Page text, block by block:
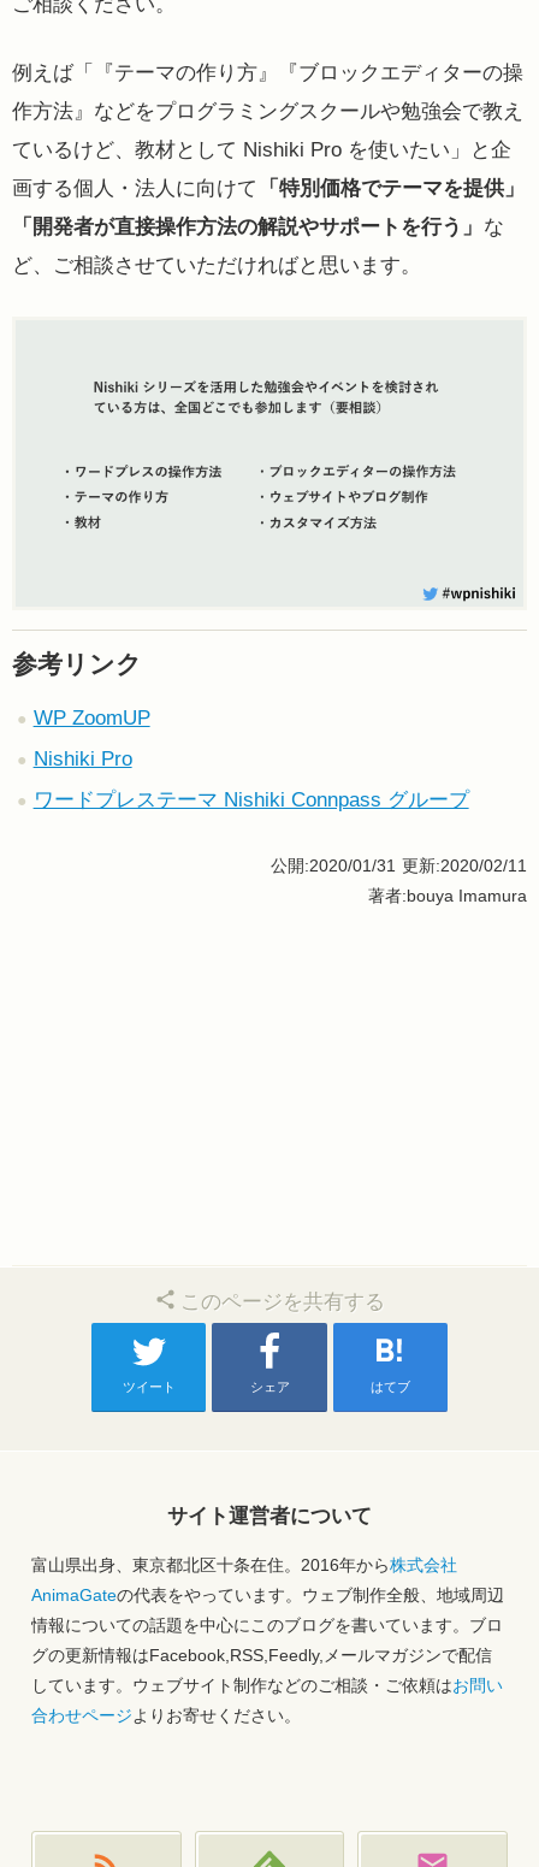
例えば「『テーマの作り方』『ブロックエディターの操
作方法』などをプログラミングスクールや勉強会で教え
ているけど、教材として Nishiki Pro を使いたい」と企
画する個人・法人に向けて
「特別価格でテーマを提供」
「開発者が直接操作方法の解説やサポートを行う」 な
ど、ご相談させていただければと思います。
参考リンク
WP ZoomUP
Nishiki Pro
ワードプレステーマ Nishiki Connpass グループ
公開:2020/01/31 更新:2020/02/11
著者:bouya Imamura
このページを共有する
ツイート シェア はてブ
サイト運営者について
富山県出身、東京都北区十条在住。2016年から株式会社
AnimaGateの代表をやっています。ウェブ制作全般、地域周辺
情報についての話題を中心にこのブログを書いています。ブロ
グの更新情報はFacebook,RSS,Feedly,メールマガジンで配信
しています。ウェブサイト制作などのご相談・ご依頼はお問い
合わせページよりお寄せください。